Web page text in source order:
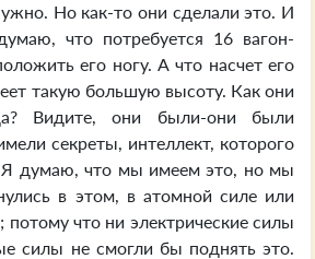
Но как-то они сделали это. И
что потребуется 16 вагон-
его ногу. А что насчет его
такую большую высоту. Как они
Видите, они были-они были
секреты, интеллект, которого
Я думаю, что мы имеем это, но мы
в этом, в атомной силе или
потому что ни электрические силы
силы не смогли бы поднять это.